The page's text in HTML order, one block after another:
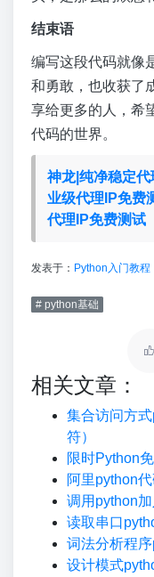
结束语
编写这段代码就像
和勇敢，也收获了
享给更多的人，希
代码的世界。
神龙|纯净稳定
业级代理IP免费
代理IP免费测试
发表于： Python入门教程
# python基础
相关文章：
集合访问方
符）
限时Python
阿里python
调用python
读取串口
词法分析程
设计模式